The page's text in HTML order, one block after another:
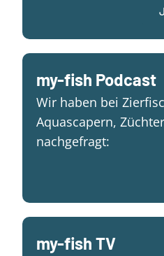
my-fish Podcast
Wir haben bei
Aquascapern,
nachgefragt:
my-fish TV